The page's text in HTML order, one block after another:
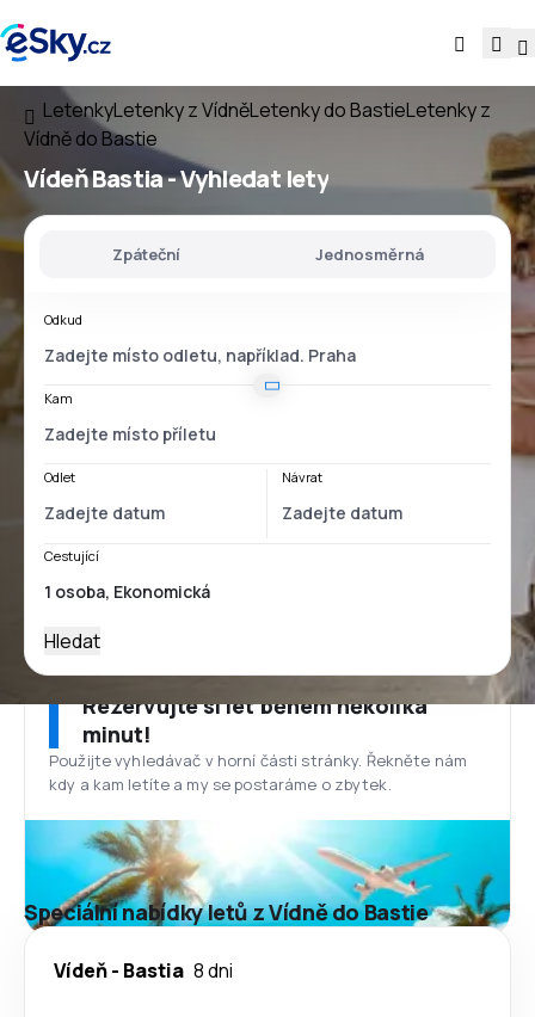
LetenkyLetenky z VídněLetenky do BastieLetenky z
Vídně do Bastie
Vídeň Bastia- Vyhledat lety
Zpáteční Jednosměrná
Odkud
Kam
Odlet Návrat
Cestující
Hledat
Rezervujte si let během několika
minut!
Použijte vyhledávač v horní části stránky. Řekněte nám
kdy a kam letíte a my se postaráme o zbytek.
Speciální nabídky letů z Vídně do Bastie
Vídeň- Bastia 8 dni